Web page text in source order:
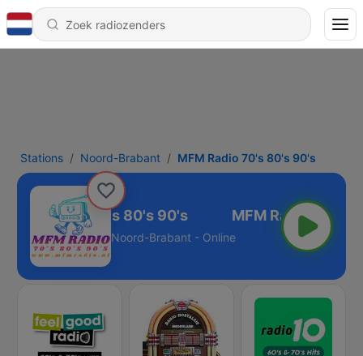
Stations Noord-Brabant MFM Radio 70's 80's 90's
MFM Radio 70's 80's 90's
Noord-Brabant - Online